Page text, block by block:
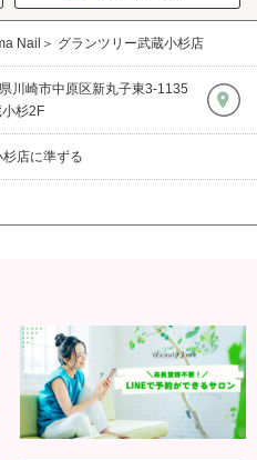
Nail＞ グランツリー武蔵小杉店
川崎市中原区新丸子東3-1135
杉2F
店に準ずる